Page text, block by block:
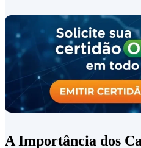
A Importância dos